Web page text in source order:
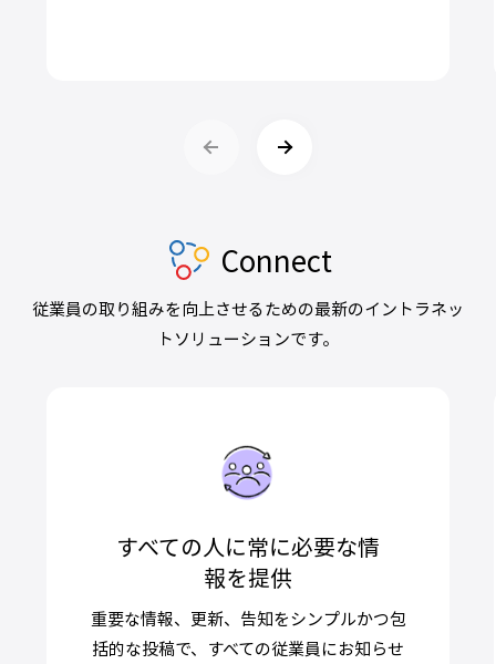
Connect
従業員の取り組みを向上させるための最新のイントラネッ
トソリューションです。
すべての人に常に必要な情
報を提供
重要な情報、更新、告知をシンプルかつ包
括的な投稿で、すべての従業員にお知らせ